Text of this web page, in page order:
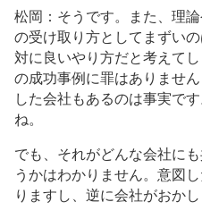
松岡：そうです。また、理
の受け取り方としてまずい
対に良いやり方だと考えて
の成功事例に罪はありませ
した会社もあるのは事実で
ね。
でも、それがどんな会社に
うかはわかりません。意図
りますし、逆に会社がおか